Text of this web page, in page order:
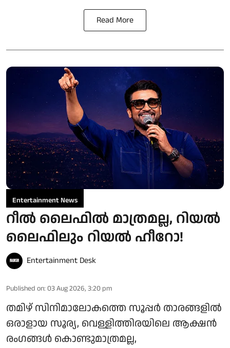
Read More
Entertainment News
റീൽ ലൈഫിൽ മാത്രമല്ല, റിയൽ
ലൈഫിലും റിയൽ ഹീറോ!
Entertainment Desk
Published on: 03 Aug 2026, 3:20 pm
തമിഴ് സിനിമാലോകത്തെ സൂപ്പർ താരങ്ങളിൽ
ഒരാളായ സൂര്യ, വെള്ളിത്തിരയിലെ ആക്ഷൻ
രംഗങ്ങൾ കൊണ്ടുമാത്രമല്ല,